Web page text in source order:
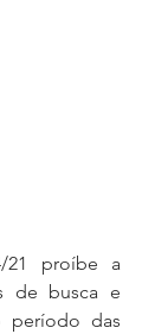
21 proíbe a
de busca e
período das